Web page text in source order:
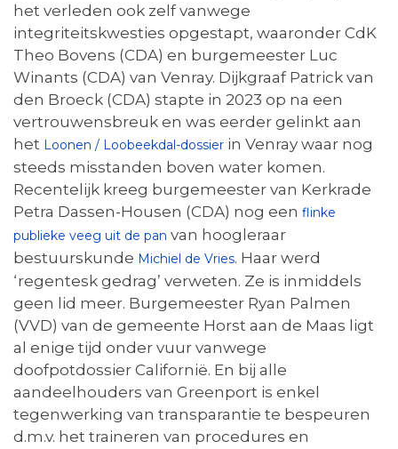
het verleden ook zelf vanwege
integriteitskwesties opgestapt, waaronder CdK
Theo Bovens (CDA) en burgemeester Luc
Winants (CDA) van Venray. Dijkgraaf Patrick van
den Broeck (CDA) stapte in 2023 op na een
vertrouwensbreuk en was eerder gelinkt aan
het Loonen / Loobeekdal-dossier in Venray waar nog
steeds misstanden boven water komen.
Recentelijk kreeg burgemeester van Kerkrade
Petra Dassen-Housen (CDA) nog een flinke
publieke veeg uit de pan van hoogleraar
bestuurskunde Michiel de Vries. Haar werd
‘regentesk gedrag’ verweten. Ze is inmiddels
geen lid meer. Burgemeester Ryan Palmen
(VVD) van de gemeente Horst aan de Maas ligt
al enige tijd onder vuur vanwege
doofpotdossier Californië. En bij alle
aandeelhouders van Greenport is enkel
tegenwerking van transparantie te bespeuren
d.m.v. het traineren van procedures en